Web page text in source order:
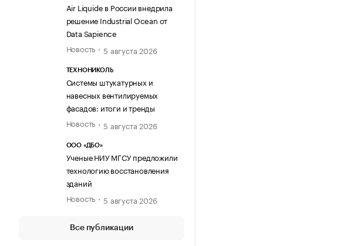
Air Liquide в России внедрила
решение Industrial Ocean от
Data Sapience
Новость
5 августа 2026
ТЕХНОНИКОЛЬ
Системы штукатурных и
навесных вентилируемых
фасадов: итоги и тренды
Новость
5 августа 2026
ООО «ДБО»
Ученые НИУ МГСУ предложили
технологию восстановления
зданий
Новость
5 августа 2026
Все публикации